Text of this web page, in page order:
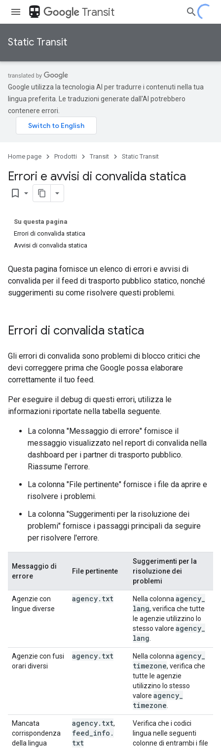
directions_transit Transit
Static Transit
Google utilizza la tecnologia AI per tradurre i contenuti nella tua
lingua preferita. Le traduzioni generate dall'AI potrebbero
contenere errori.
Home page Prodotti Transit Static Transit
Errori e avvisi di convalida statica
bookmark_border
Su questa pagina
Errori di convalida statica
Avvisi di convalida statica
Questa pagina fornisce un elenco di errori e avvisi di
convalida per il feed di trasporto pubblico statico, nonché
suggerimenti su come risolvere questi problemi.
Errori di convalida statica
Gli errori di convalida sono problemi di blocco critici che
devi correggere prima che Google possa elaborare
correttamente il tuo feed.
Per eseguire il debug di questi errori, utilizza le
informazioni riportate nella tabella seguente.
La colonna "Messaggio di errore" fornisce il
messaggio visualizzato nel report di convalida nella
dashboard per i partner di trasporto pubblico.
Riassume l'errore.
La colonna "File pertinente" fornisce i file da aprire e
risolvere i problemi.
La colonna "Suggerimenti per la risoluzione dei
problemi" fornisce i passaggi principali da seguire
per risolvere l'errore.
Messaggio di
errore
File pertinente
Suggerimenti per la
risoluzione dei
problemi
Agenzie con
lingue diverse
agency. txt Nella colonna agency
lang, verifica che tutte
le agenzie utilizzino lo
stesso valore agency
lang
Agenzie con fusi
orari diversi
agency. txt Nella colonna agency
timezone, verifica che
tutte le agenzie
utilizzino lo stesso
valore agency
timezone
Mancata
corrispondenza
della lingua
agency. txt,
feed info .
txt
Verifica che i codici
lingua nelle seguenti
colonne di entrambi i file